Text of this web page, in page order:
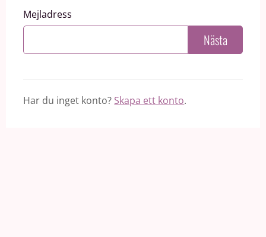
Mejladress
Nästa
Har du inget konto? Skapa ett konto.